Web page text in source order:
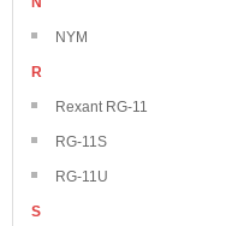
NYM
R
Rexant RG-11
RG-11S
RG-11U
S